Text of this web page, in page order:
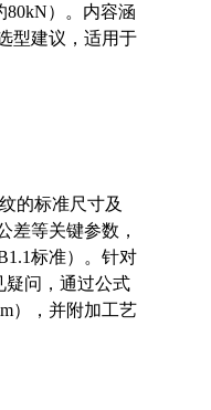
80kN）。内容涵
型建议，适用于
的标准尺寸及
差等关键参数，
标准）。针对
疑问，通过公式
），并附加工艺